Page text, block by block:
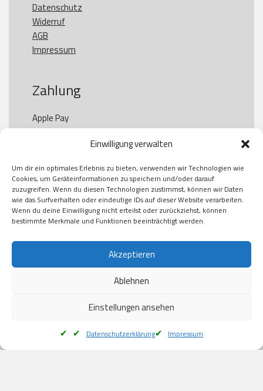
Einwilligung verwalten
Um dir ein optimales Erlebnis zu bieten, verwenden wir Technologien wie
Cookies, um Geräteinformationen zu speichern und/oder darauf
zuzugreifen. Wenn du diesen Technologien zustimmst, können wir Daten
wie das Surfverhalten oder eindeutige IDs auf dieser Website verarbeiten.
Wenn du deine Einwilligung nicht erteilst oder zurückziehst, können
bestimmte Merkmale und Funktionen beeinträchtigt werden.
Akzeptieren
Ablehnen
Einstellungen ansehen
Datenschutzerklärung Impressum
Datenschutz
Widerruf
AGB
Impressum
Zahlung
Apple Pay
Paypal
Kauf auf Rechung
Klarna
American Express